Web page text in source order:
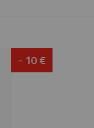
- 10 €